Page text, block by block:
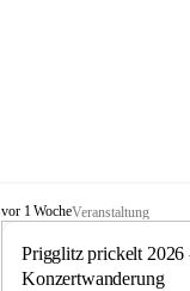
P
vor 1 WocheVeranstaltung
Prigglitz prickelt 2026
Konzertwanderung